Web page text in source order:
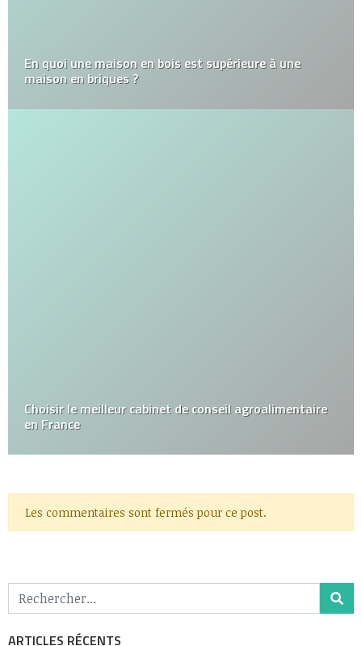
En quoi une maison en bois est supérieure à une
maison en briques ?
Choisir le meilleur cabinet de conseil agroalimentaire
en France
Les commentaires sont fermés pour ce post.
ARTICLES RÉCENTS